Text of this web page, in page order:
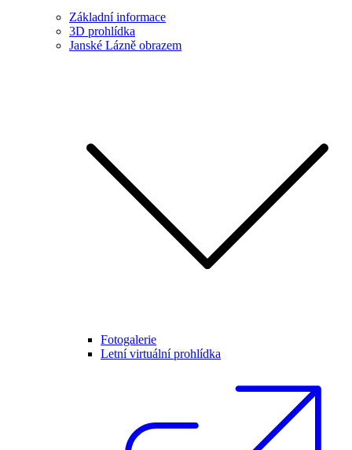
Základní informace
3D prohlídka
Janské Lázně obrazem
Fotogalerie
Letní virtuální prohlídka